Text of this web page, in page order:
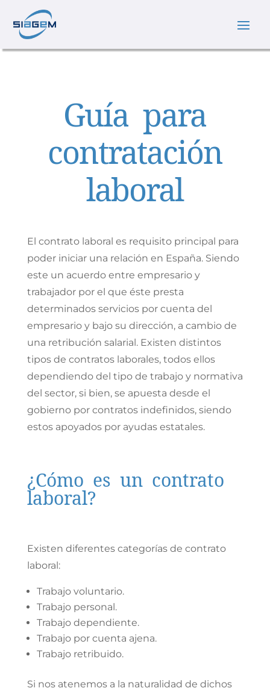
Guía para
contratación
laboral
El contrato laboral es requisito principal para
poder iniciar una relación en España. Siendo
este un acuerdo entre empresario y
trabajador por el que éste presta
determinados servicios por cuenta del
empresario y bajo su dirección, a cambio de
una retribución salarial. Existen distintos
tipos de contratos laborales, todos ellos
dependiendo del tipo de trabajo y normativa
del sector, si bien, se apuesta desde el
gobierno por contratos indefinidos, siendo
estos apoyados por ayudas estatales.
¿Cómo es un contrato
laboral?
Existen diferentes categorías de contrato
laboral:
Trabajo voluntario.
Trabajo personal.
Trabajo dependiente.
Trabajo por cuenta ajena.
Trabajo retribuido.
Si nos atenemos a la naturalidad de dichos